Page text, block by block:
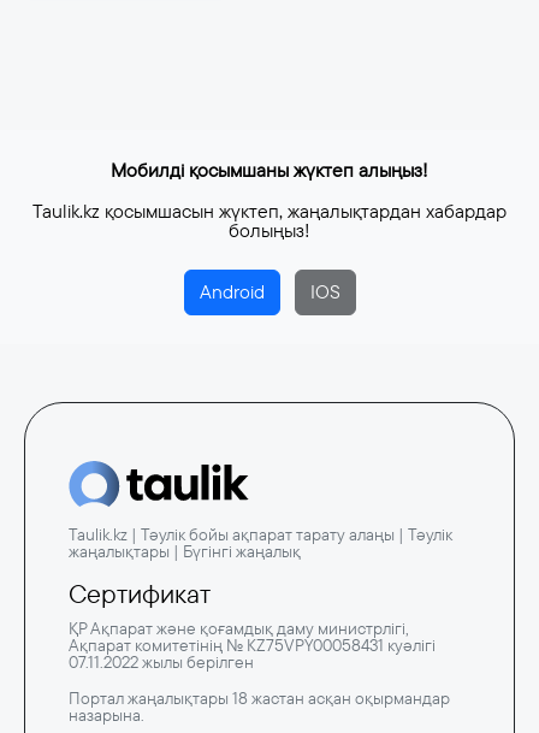
Мобилді қосымшаны жүктеп алыңыз!
Taulik.kz қосымшасын жүктеп, жаңалықтардан хабардар
болыңыз!
Android IOS
Taulik.kz | Тәулік бойы ақпарат тарату алаңы | Тәулік
жаңалықтары | Бүгінгі жаңалық
Сертификат
ҚР Ақпарат және қоғамдық даму министрлігі,
Ақпарат комитетінің № KZ75VPY00058431 куәлігі
07.11.2022 жылы берілген
Портал жаңалықтары 18 жастан асқан оқырмандар
назарына.